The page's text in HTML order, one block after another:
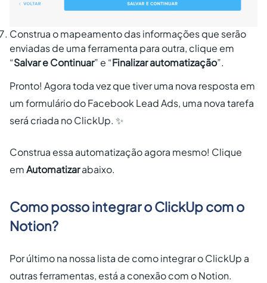
Construa o mapeamento das informações que serão
enviadas de uma ferramenta para outra, clique em
“Salvar e Continuar” e “Finalizar automatização”.
Pronto! Agora toda vez que tiver uma nova resposta em
um formulário do Facebook Lead Ads, uma nova tarefa
será criada no ClickUp. ✨
Construa essa automatização agora mesmo! Clique
emAutomatizarabaixo.
Como posso integrar o ClickUp com o
Notion?
Por último na nossa lista de como integrar o ClickUp a
outras ferramentas, está a conexão com o Notion.